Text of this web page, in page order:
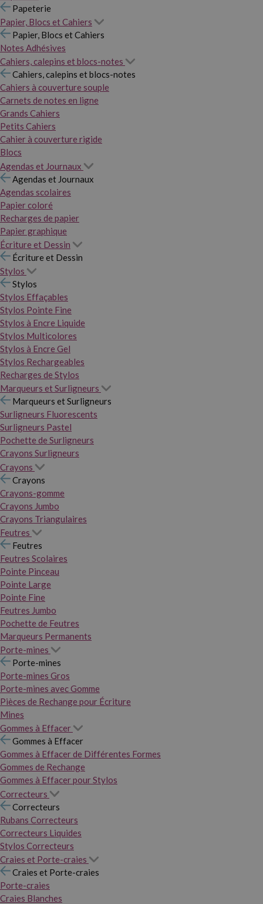
Papeterie
Papier, Blocs et Cahiers
Papier, Blocs et Cahiers
Notes Adhésives
Cahiers, calepins et blocs-notes
Cahiers, calepins et blocs-notes
Cahiers à couverture souple
Carnets de notes en ligne
Grands Cahiers
Petits Cahiers
Cahier à couverture rigide
Blocs
Agendas et Journaux
Agendas et Journaux
Agendas scolaires
Papier coloré
Recharges de papier
Papier graphique
Écriture et Dessin
Écriture et Dessin
Stylos
Stylos
Stylos Effaçables
Stylos Pointe Fine
Stylos à Encre Liquide
Stylos Multicolores
Stylos à Encre Gel
Stylos Rechargeables
Recharges de Stylos
Marqueurs et Surligneurs
Marqueurs et Surligneurs
Surligneurs Fluorescents
Surligneurs Pastel
Pochette de Surligneurs
Crayons Surligneurs
Crayons
Crayons
Crayons-gomme
Crayons Jumbo
Crayons Triangulaires
Feutres
Feutres
Feutres Scolaires
Pointe Pinceau
Pointe Large
Pointe Fine
Feutres Jumbo
Pochette de Feutres
Marqueurs Permanents
Porte-mines
Porte-mines
Porte-mines Gros
Porte-mines avec Gomme
Pièces de Rechange pour Écriture
Mines
Gommes à Effacer
Gommes à Effacer
Gommes à Effacer de Différentes Formes
Gommes de Rechange
Gommes à Effacer pour Stylos
Correcteurs
Correcteurs
Rubans Correcteurs
Correcteurs Liquides
Stylos Correcteurs
Craies et Porte-craies
Craies et Porte-craies
Porte-craies
Craies Blanches